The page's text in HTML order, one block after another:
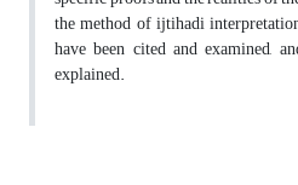
the method of ijtihadi
have been cited and examined,
explained.